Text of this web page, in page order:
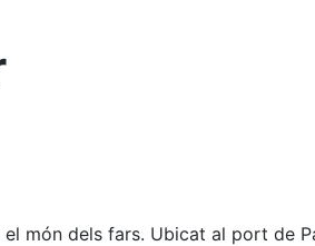
món dels fars. Ubicat al port de